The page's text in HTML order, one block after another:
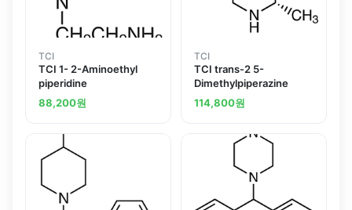
TCI
TCI 1- 2-Aminoethyl
piperidine
88,200원
TCI
TCI trans-2 5-
Dimethylpiperazine
114,800원